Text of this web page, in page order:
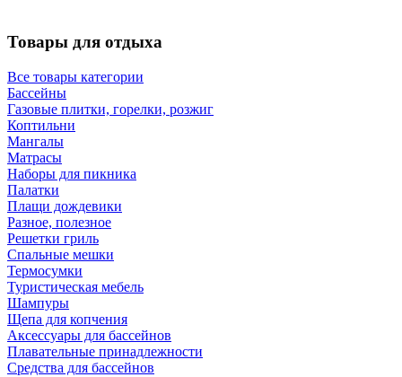
Товары для отдыха
Все товары категории
Бассейны
Газовые плитки, горелки, розжиг
Коптильни
Мангалы
Матрасы
Наборы для пикника
Палатки
Плащи дождевики
Разное, полезное
Решетки гриль
Спальные мешки
Термосумки
Туристическая мебель
Шампуры
Щепа для копчения
Аксессуары для бассейнов
Плавательные принадлежности
Средства для бассейнов